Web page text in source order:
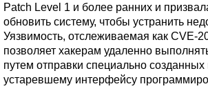
Patch Level 1 и более ранних и
обновить систему, чтобы устранить
Уязвимость, отслеживаемая как CVE-
позволяет хакерам удаленно
путем отправки специально
устаревшему интерфейсу